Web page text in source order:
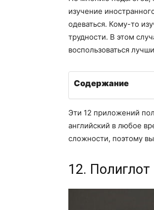
изучение
одеваться. Кому-то
трудности. В этом
воспользоваться
Содержание
Эти 12 приложений
английский в любое
сложности, поэтому
12. Полиглот